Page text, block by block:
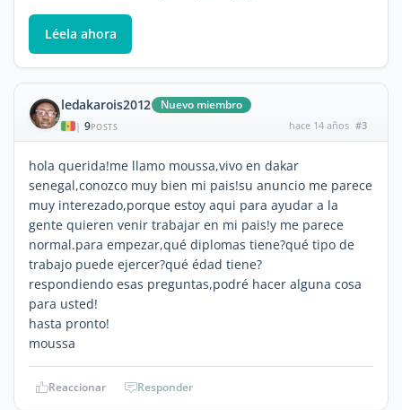
Léela ahora
ledakarois2012 Nuevo miembro
| 9POSTS hace 14 años #3
hola querida!me llamo moussa,vivo en dakar
senegal,conozco muy bien mi pais!su anuncio me parece
muy interezado,porque estoy aqui para ayudar a la
gente quieren venir trabajar en mi pais!y me parece
normal.para empezar,qué diplomas tiene?qué tipo de
trabajo puede ejercer?qué édad tiene?
respondiendo esas preguntas,podré hacer alguna cosa
para usted!
hasta pronto!
moussa
Reaccionar Responder